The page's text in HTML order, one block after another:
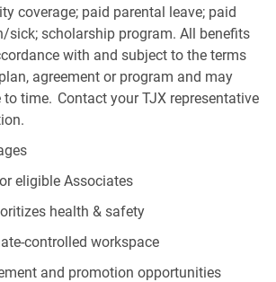
coverage; paid parental leave; paid
scholarship program. All benefits
with and subject to the terms
agreement or program and may
time. Contact your TJX representative
eligible Associates
health & safety
controlled workspace
and promotion opportunities